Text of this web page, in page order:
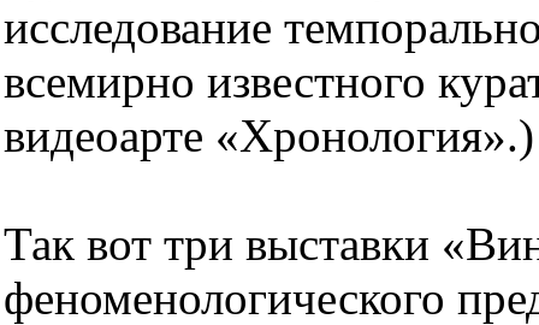
исследование
всемирно известного
видеоарте «Хронология».)
Так вот три выставки
феноменологического